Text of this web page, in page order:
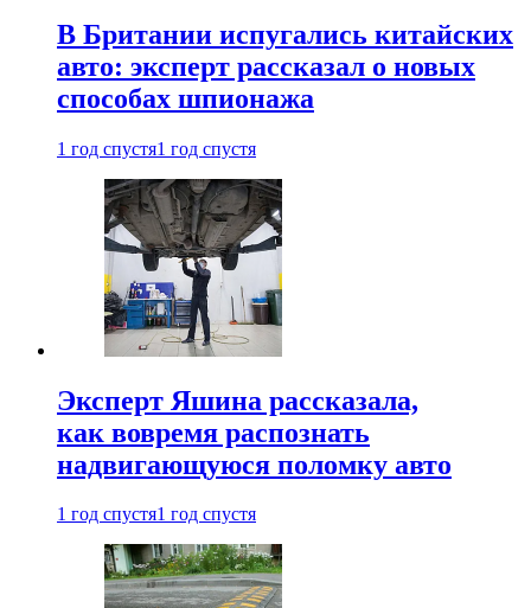
В Британии испугались китайских
авто: эксперт рассказал о новых
способах шпионажа
1 год спустя1 год спустя
Эксперт Яшина рассказала,
как вовремя распознать
надвигающуюся поломку авто
1 год спустя1 год спустя